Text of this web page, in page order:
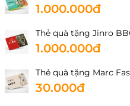
1.000.000đ
Thẻ quà tặng Jinro
1.000.000đ
Thẻ quà tặng Marc
30.000đ